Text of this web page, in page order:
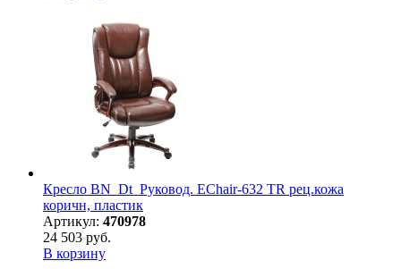
Кресло BN_Dt_Руковод. EChair-632 TR рец.кожа
коричн, пластик
Артикул: 470978
24 503 руб.
В корзину